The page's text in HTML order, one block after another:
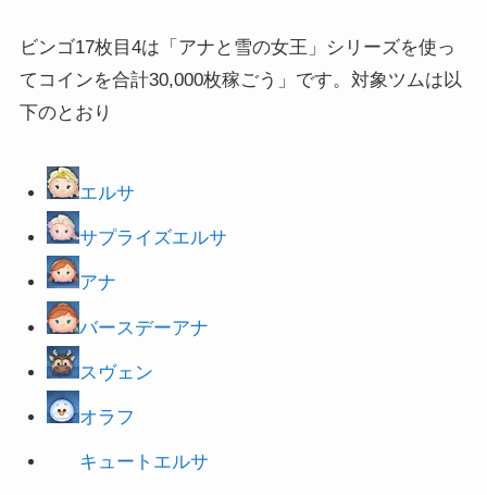
ビンゴ17枚目4は「アナと雪の女王」シリーズを使っ
てコインを合計30,000枚稼ごう」です。対象ツムは以
下のとおり
エルサ
サプライズエルサ
アナ
バースデーアナ
スヴェン
オラフ
キュートエルサ